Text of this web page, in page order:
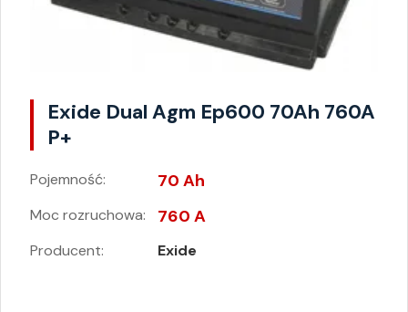
Exide Dual Agm Ep600 70Ah 760A
P+
Pojemność: 70 Ah
Moc rozruchowa: 760 A
Producent: Exide